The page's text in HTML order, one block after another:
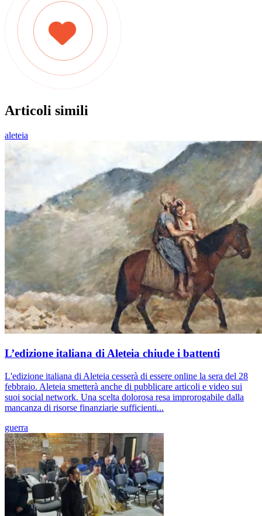
Articoli simili
aleteia
L’edizione italiana di Aleteia chiude i battenti
L'edizione italiana di Aleteia cesserà di essere online la sera del 28
febbraio. Aleteia smetterà anche di pubblicare articoli e video sui
suoi social network. Una scelta dolorosa resa improrogabile dalla
mancanza di risorse finanziarie sufficienti...
guerra